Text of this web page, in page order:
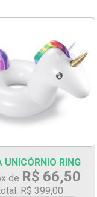
UNICÓRNIO RING
de R$ 66,50
R$ 399,00